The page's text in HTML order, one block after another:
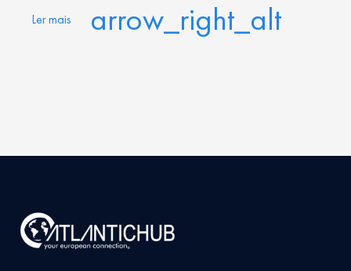
Ler mais arrow_right_alt